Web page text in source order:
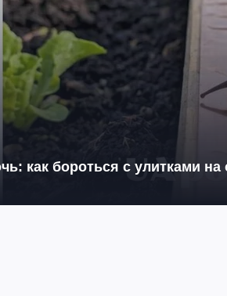
как бороться с улитками на